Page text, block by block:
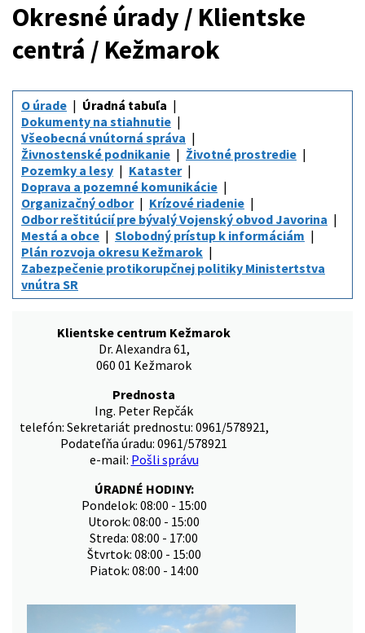
Okresné úrady / Klientske
centrá / Kežmarok
O úrade
Úradná tabuľa
Dokumenty na stiahnutie
Všeobecná vnútorná správa
Živnostenské podnikanie
Životné prostredie
Pozemky a lesy
Kataster
Doprava a pozemné komunikácie
Organizačný odbor
Krízové riadenie
Odbor reštitúcií pre bývalý Vojenský obvod Javorina
Mestá a obce
Slobodný prístup k informáciám
Plán rozvoja okresu Kežmarok
Zabezpečenie protikorupčnej politiky Ministertstva
vnútra SR
Klientske centrum Kežmarok
Dr. Alexandra 61,
060 01 Kežmarok
Prednosta
Ing. Peter Repčák
telefón: Sekretariát prednostu: 0961/578921,
Podateľňa úradu: 0961/578921
e-mail: Pošli správu
ÚRADNÉ HODINY:
Pondelok: 08:00 - 15:00
Utorok: 08:00 - 15:00
Streda: 08:00 - 17:00
Štvrtok: 08:00 - 15:00
Piatok: 08:00 - 14:00